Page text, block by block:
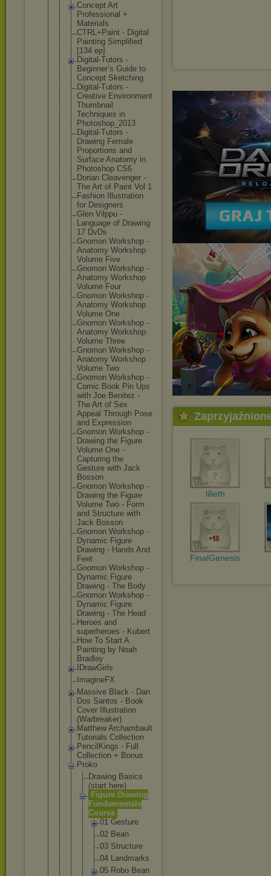
Concept Art
Professiona l +
Materials
CTRL+Paint - Digital
Painting Simplified
[134 ep]
Digital-Tutors -
Beginner’s Guide to
Concept Sketching
Digital-Tutors -
Creative Environment
Thumbnail
Techniques in
Photoshop_2013
Digital-Tutors -
Drawing Female
Proportions and
Surface Anatomy in
Photoshop CS6
Dorian Cleavenger -
The Art of Paint Vol 1
Fashion Illustration
for Designers
Glen Vilppu -
Language of Drawing
17 DvDs
Gnomon Workshop -
Anatomy Workshop
Volume Five
Gnomon Workshop -
Anatomy Workshop
Volume Four
Gnomon Workshop -
Anatomy Workshop
Volume One
Gnomon Workshop -
Anatomy Workshop
Volume Three
Gnomon Workshop -
Anatomy Workshop
Volume Two
Gnomon Workshop -
Comic Book Pin Ups
with Joe Benitez -
The Art of Sex
Appeal Through Pose
and Expression
Gnomon Workshop -
Drawing the Figure
Volume One -
Capturing the
Gesture with Jack
Bosson
Gnomon Workshop -
Drawing the Figure
Volume Two - Form
and Structure with
Jack Bosson
Gnomon Workshop -
Dynamic Figure
Drawing - Hands And
Feet
Gnomon Workshop -
Dynamic Figure
Drawing - The Body
Gnomon Workshop -
Dynamic Figure
Drawing - The Head
Heroes and
superheroes - Kubert
How To Start A
Painting by Noah
Bradley
IDrawGirls
ImagineFX
Massive Black - Dan
Dos Santos - Book
Cover Illustration
(Warbreaker)
Matthew Archambault
Tutorials Collection
PencilKings - Full
Collection + Bonus
Proko
Drawing Basics
(start here)
Figure Drawing
Fundamentals
Course
01 Gesture
02 Bean
03 Structure
04 Landmarks
05 Robo Bean
lilieth
FinalGenesis